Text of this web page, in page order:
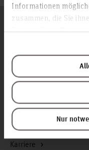
Informationen
zusammen, die Sie
Nur
Infos zur
Kontakt und Anreise
Startseite Hochschule
Presse
Personensuche
Karriere
Folgen Sie uns